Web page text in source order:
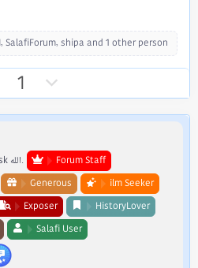
, SalafiForum, shipa and 1 other person
p
v
t
e
1
o
w
v
o
t
e
If you're in doubt ask الله.
Forum Staff
Generous
ilm Seeker
Exposer
HistoryLover
Salafi User